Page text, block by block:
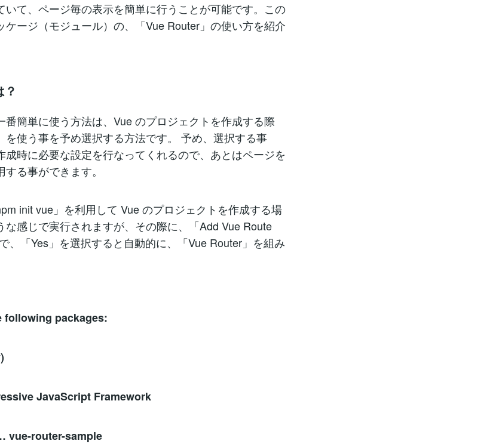
いて、ページ毎の表示を簡単に行うことが可能です。この
ケージ（モジュール）の、「Vue Router」の使い方を紹介
番簡単に使う方法は、Vue のプロジェクトを作成する際
を使う事を予め選択する方法です。 予め、選択する事
成時に必要な設定を行なってくれるので、あとはページを
る事ができます。
init vue」を利用して Vue のプロジェクトを作成する場
な感じで実行されますが、その際に、「Add Vue Route
、「Yes」を選択すると自動的に、「Vue Router」を組み
following packages:
JavaScript Framework
vue-router-sample